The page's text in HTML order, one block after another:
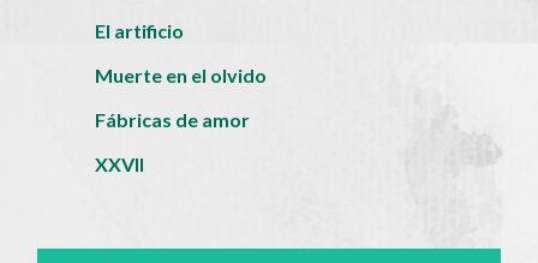
El artificio
Muerte en el olvido
Fábricas de amor
XXVII